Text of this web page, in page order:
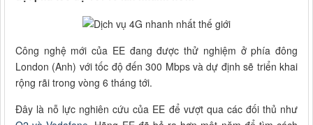
Công nghệ mới của EE đang được thử nghiệm ở phía đông
London (Anh) với tốc độ đến 300 Mbps và dự định sẽ triển khai
rộng rãi trong vòng 6 tháng tới.
Đây là nỗ lực nghiên cứu của EE để vượt qua các đối thủ như